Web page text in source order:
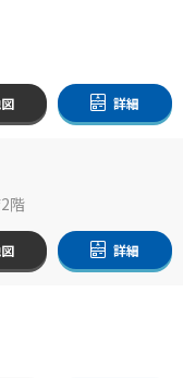
詳細
階
詳細